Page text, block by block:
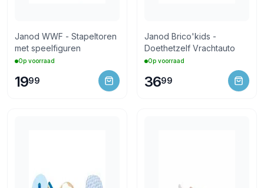
Janod WWF - Stapeltoren
met speelfiguren
Op voorraad
1999
Janod Brico'kids -
Doethetzelf Vrachtauto
Op voorraad
3699